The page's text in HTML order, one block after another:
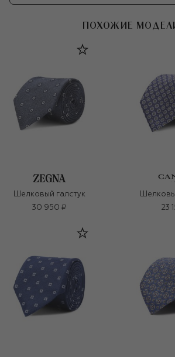
ПОХОЖИЕ
Шелковый галстук
30 950 ₽
23